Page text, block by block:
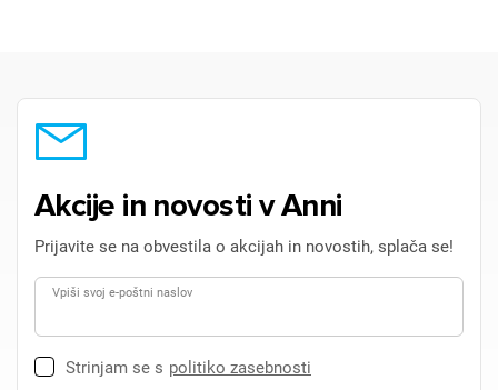
Akcije in novosti v Anni
Prijavite se na obvestila o akcijah in novostih, splača se!
Vpiši svoj e-poštni naslov
Strinjam se s politiko zasebnosti